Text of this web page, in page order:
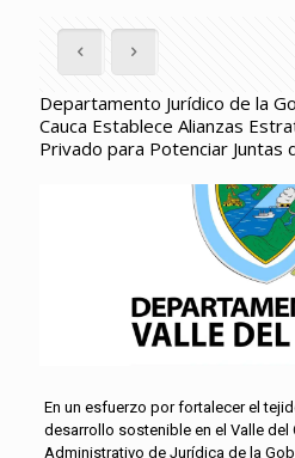
Departamento Jurídico de la
Cauca Establece Alianzas
Privado para Potenciar Juntas
En un esfuerzo por fortalecer el
desarrollo sostenible en el Valle del
Administrativo de Jurídica de la